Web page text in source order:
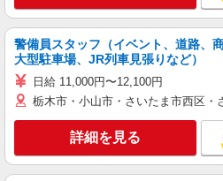
警備員スタッフ（イベント、道路、商
大型駐車場、JR列車見張りなど）
日給 11,000円〜12,100円
栃木市・小山市・さいたま市西区
詳細を見る